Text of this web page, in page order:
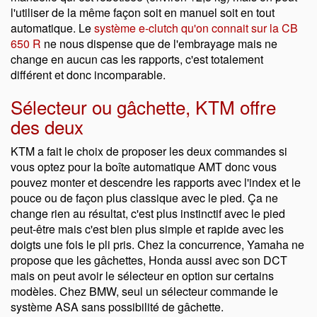
l'utiliser de la même façon soit en manuel soit en tout
automatique. Lesystème e-clutch qu'on connait sur la CB
650 R ne nous dispense que de l'embrayage mais ne
change en aucun cas les rapports, c'est totalement
différent et donc incomparable.
Sélecteur ou gâchette, KTM offre
des deux
KTM a fait le choix de proposer les deux commandes si
vous optez pour la boîte automatique AMT donc vous
pouvez monter et descendre les rapports avec l'index et le
pouce ou de façon plus classique avec le pied. Ça ne
change rien au résultat, c'est plus instinctif avec le pied
peut-être mais c'est bien plus simple et rapide avec les
doigts une fois le pli pris. Chez la concurrence, Yamaha ne
propose que les gâchettes, Honda aussi avec son DCT
mais on peut avoir le sélecteur en option sur certains
modèles. Chez BMW, seul un sélecteur commande le
système ASA sans possibilité de gâchette.